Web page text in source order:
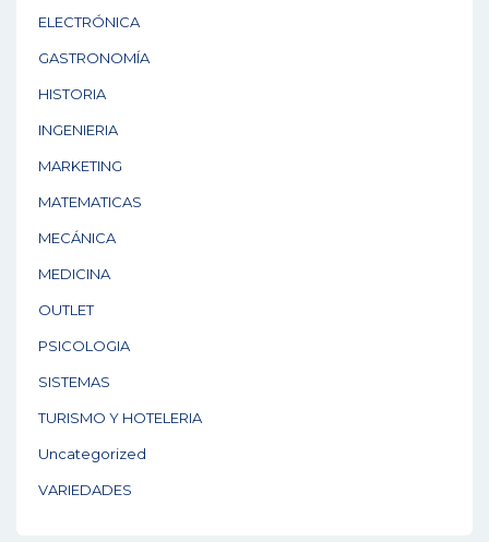
ELECTRÓNICA
GASTRONOMÍA
HISTORIA
INGENIERIA
MARKETING
MATEMATICAS
MECÁNICA
MEDICINA
OUTLET
PSICOLOGIA
SISTEMAS
TURISMO Y HOTELERIA
Uncategorized
VARIEDADES